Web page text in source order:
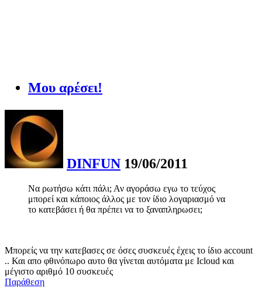
Μου αρέσει!
DINFUN 19/06/2011
Να ρωτήσω κάτι πάλι; Αν αγοράσω εγω το τεύχος
μπορεί και κάποιος άλλος με τον ίδιο λογαριασμό να
το κατεβάσει ή θα πρέπει να το ξαναπληρωσει;
Μπορείς να την κατεβασες σε όσες συσκευές έχεις το ίδιο account
.. Και απο φθινόπωρο αυτο θα γίνεται αυτόματα με Icloud και
μέγιστο αριθμό 10 συσκευές
Παράθεση